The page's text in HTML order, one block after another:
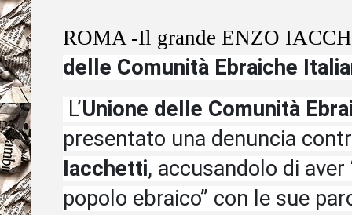
ROMA -Il grande ENZO
delle Comunità Ebraiche
L’Unione delle Comunità
presentato una denuncia
Iacchetti, accusandolo di
popolo ebraico” con le sue